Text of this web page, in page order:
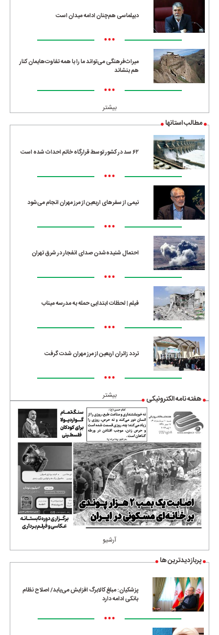
دیپلماسی هم‌چنان ادامه میدان است
•••
میراث‌فرهنگی می‌تواند ما را با همه تفاوت‌هایمان کنار
هم بنشاند
•••
بیشتر
مطالب استانها
۶۲ سد در کشور توسط قرارگاه خاتم احداث شده است
•••
نیمی از سفرهای اربعین از مرز مهران انجام می‌شود
•••
احتمال شنیده‌شدن صدای انفجار در شرق تهران
•••
فیلم | لحظات ابتدایی حمله به مدرسه میناب
•••
تردد زائران اربعین از مرز مهران شدت گرفت
•••
بیشتر هفته نامه الکترونیکی
آرشیو
پربازدیدترین ها
پزشکیان: مبلغ کالابرگ افزایش می‌یابد/ اصلاح نظام
بانکی ادامه دارد
•••